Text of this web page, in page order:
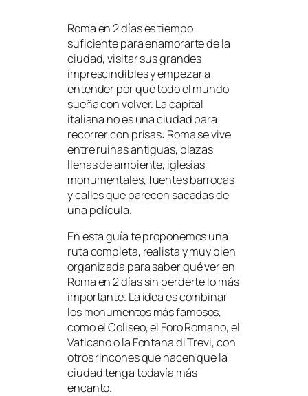
Roma en 2 días es tiempo
suficiente para enamorarte de la
ciudad, visitar sus grandes
imprescindibles y empezar a
entender por qué todo el mundo
sueña con volver. La capital
italiana no es una ciudad para
recorrer con prisas: Roma se vive
entre ruinas antiguas, plazas
llenas de ambiente, iglesias
monumentales, fuentes barrocas
y calles que parecen sacadas de
una película.
En esta guía te proponemos una
ruta completa, realista y muy bien
organizada para saber qué ver en
Roma en 2 días sin perderte lo más
importante. La idea es combinar
los monumentos más famosos,
como el Coliseo, el Foro Romano, el
Vaticano o la Fontana di Trevi, con
otros rincones que hacen que la
ciudad tenga todavía más
encanto.